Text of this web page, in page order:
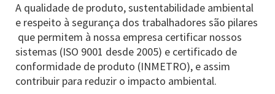
A qualidade de produto, sustentabilidade ambiental
e respeito à segurança dos trabalhadores são pilares
que permitem à nossa empresa certificar nossos
sistemas (ISO 9001 desde 2005) e certificado de
conformidade de produto (INMETRO), e assim
contribuir para reduzir o impacto ambiental.